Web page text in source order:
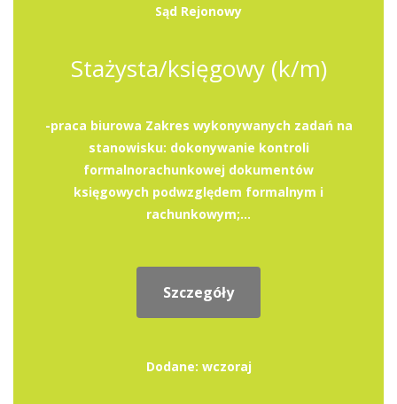
Sąd Rejonowy
Stażysta/księgowy (k/m)
-praca biurowa Zakres wykonywanych zadań na
stanowisku: dokonywanie kontroli
formalnorachunkowej dokumentów
księgowych podwzględem formalnym i
rachunkowym;...
Szczegóły
Dodane: wczoraj